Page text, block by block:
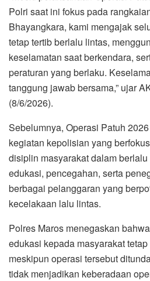
Polri saat ini fokus pada
Bhayangkara, kami mengajak
tetap tertib berlalu lintas,
keselamatan saat berkendara,
peraturan yang berlaku.
tanggung jawab bersama,” ujar
(8/6/2026).
Sebelumnya, Operasi Patuh
kegiatan kepolisian yang
disiplin masyarakat dalam
edukasi, pencegahan, serta
berbagai pelanggaran yang
kecelakaan lalu lintas.
Polres Maros menegaskan
edukasi kepada masyarakat
meskipun operasi tersebut
tidak menjadikan keberadaan